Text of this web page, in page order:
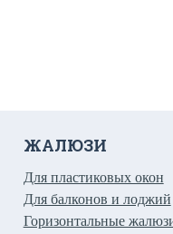
ЖАЛЮЗИ
Для пластиковых окон
Для балконов и лоджий
Горизонтальные